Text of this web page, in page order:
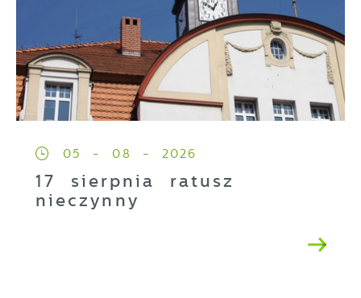
05 - 08 - 2026
17 sierpnia ratusz
nieczynny